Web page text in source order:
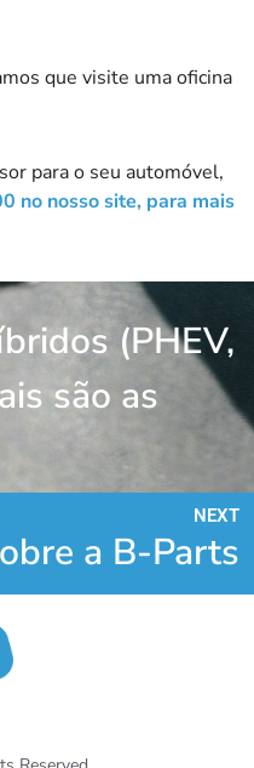
que visite uma oficina
para o seu automóvel,
no nosso site, para mais
(PHEV,
são as
NEXT
a B-Parts